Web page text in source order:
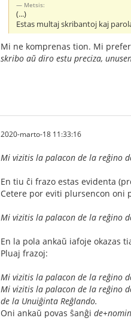
Metsis:
(...)
Estas multaj skribantoj kaj
Mi ne komprenas tion. Mi
skribo aŭ diro estu preciza,
2020-marto-18 11:33:16
Mi vizitis la palacon de la reĝino
En tiu ĉi frazo estas evidenta
Cetere por eviti plursencon oni
Mi vizitis la palacon de la reĝino
En la pola ankaŭ iafoje okazas
Pluaj frazoj:
Mi vizitis la palacon de la reĝino
Mi vizitis la palacon de la reĝino
de la Unuiĝinta Reĝlando.
Oni ankaŭ povas ŝanĝi